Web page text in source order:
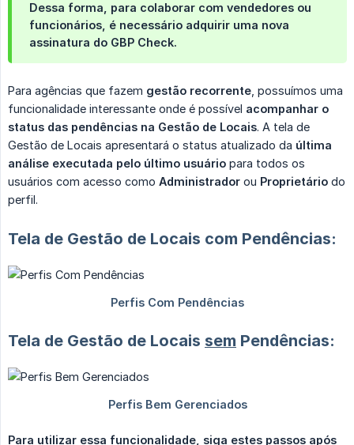
Dessa forma, para colaborar com vendedores ou
funcionários, é necessário adquirir uma nova
assinatura do GBP Check.
Para agências que fazem gestão recorrente , possuímos uma
funcionalidade interessante onde é possível acompanhar o
status das pendências na Gestão de Locais. A tela de
Gestão de Locais apresentará o status atualizado da última
análise executada pelo último usuário para todos os
usuários com acesso como Administrador ou Proprietário do
perfil.
Tela de Gestão de Locais com Pendências:
Tela de Gestão de Locais sem Pendências:
Para utilizar essa funcionalidade, siga estes passos após